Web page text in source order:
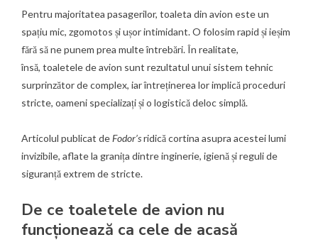
Pentru majoritatea pasagerilor, toaleta din avion este un
spațiu mic, zgomotos și ușor intimidant. O folosim rapid și ieșim
fără să ne punem prea multe întrebări. În realitate,
însă, toaletele de avion sunt rezultatul unui sistem tehnic
surprinzător de complex, iar întreținerea lor implică proceduri
stricte, oameni specializați și o logistică deloc simplă.
Articolul publicat deFodor’sridică cortina asupra acestei lumi
invizibile, aflate la granița dintre inginerie, igienă și reguli de
siguranță extrem de stricte.
De ce toaletele de avion nu
funcționează ca cele de acasă